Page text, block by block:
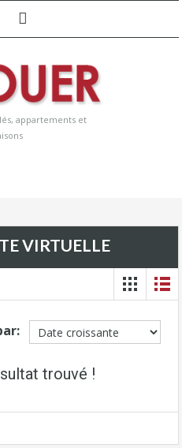
appartements et
VIRTUELLE
trouvé !